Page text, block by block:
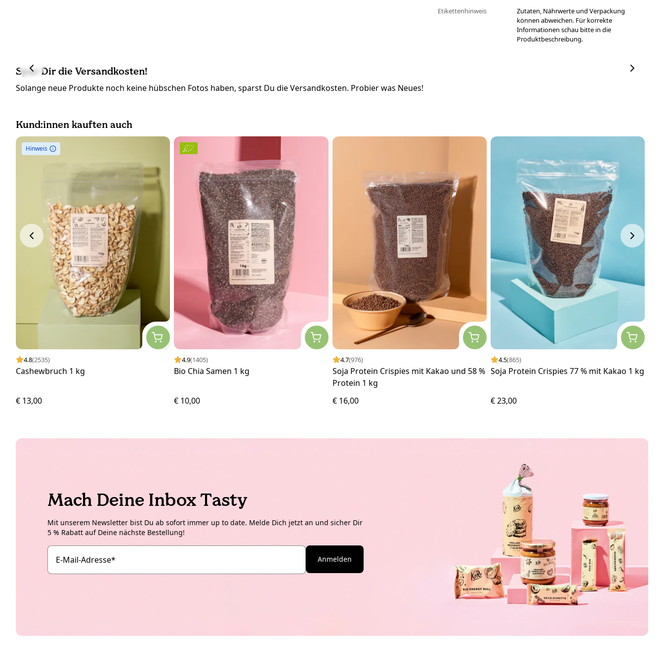
Etikettenhinweis
Zutaten, Nährwerte und Verpackung
können abweichen. Für korrekte
Informationen schau bitte in die
Produktbeschreibung.
Spar Dir die Versandkosten!
Solange neue Produkte noch keine hübschen Fotos haben, sparst Du die Versandkosten. Probier was Neues!
Kund:innen kauften auch
Hinweis
4.8(2535)
Cashewbruch 1 kg
€ 13,00
4.9(1405)
Bio Chia Samen 1 kg
€ 10,00
4.7(976)
Soja Protein Crispies mit Kakao und 58 %
Protein 1 kg
€ 16,00
4.5(865)
Soja Protein Crispies 77 % mit Kakao 1 kg
€ 23,00
Mach Deine Inbox Tasty
Mit unserem Newsletter bist Du ab sofort immer up to date. Melde Dich jetzt an und sicher Dir
5 % Rabatt auf Deine nächste Bestellung!
E-Mail-Adresse* Anmelden